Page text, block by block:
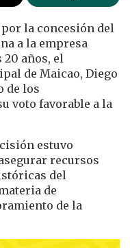
por la concesión del
a la empresa
años, el
de Maicao, Diego
de los
voto favorable a la
estuvo
recursos
del
de
de la